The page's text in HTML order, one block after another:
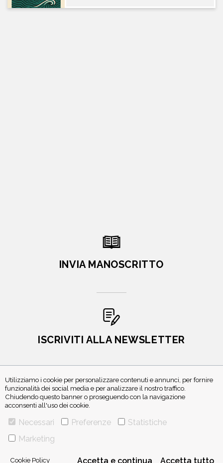
Utilizziamo i cookie per personalizzare contenuti e annunci, per fornire
funzionalità dei social media e per analizzare il nostro traffico.
Chiudendo questo banner o proseguendo con la navigazione
acconsenti all'uso dei cookie.
Necessari Preferenze
Statistiche
Marketing
Cookie Policy Accetta e continua Accetta tutto
INVIA MANOSCRITTO
ISCRIVITI ALLA NEWSLETTER
TELEFONO
0234597626 - FAX
0234597206